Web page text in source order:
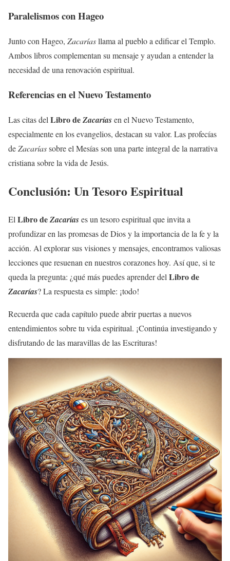
Paralelismos con Hageo
Junto con Hageo, Zacaríasllama al pueblo a edificar el Templo.
Ambos libros complementan su mensaje y ayudan a entender la
necesidad de una renovación espiritual.
Referencias en el Nuevo Testamento
Las citas del Libro deZacaríasen el Nuevo Testamento,
especialmente en los evangelios, destacan su valor. Las profecías
deZacaríassobre el Mesías son una parte integral de la narrativa
cristiana sobre la vida de Jesús.
Conclusión: Un Tesoro Espiritual
El Libro deZacaríases un tesoro espiritual que invita a
profundizar en las promesas de Dios y la importancia de la fe y la
acción. Al explorar sus visiones y mensajes, encontramos valiosas
lecciones que resuenan en nuestros corazones hoy. Así que, si te
queda la pregunta: ¿qué más puedes aprender del Libro de
Zacarías? La respuesta es simple: ¡todo!
Recuerda que cada capítulo puede abrir puertas a nuevos
entendimientos sobre tu vida espiritual. ¡Continúa investigando y
disfrutando de las maravillas de las Escrituras!